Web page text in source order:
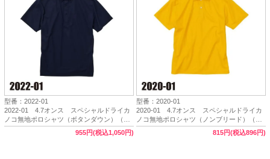
型番：2022-01
2022-01 4.7オンス スペシャルドライカ
ノコ無地ポロシャツ（ボタンダウン）（ノ
ンブリード）（XS～5XL）★United Athle
Sports（ユナイテッドアスレスポーツ）
955円(税込1,050円)
型番：2020-01
2020-01 4.7オンス スペシャルドライカ
ノコ無地ポロシャツ（ノンブリード）（XS
～5XL）★United Athle Sports（ユナイテッ
815円(税込896円)